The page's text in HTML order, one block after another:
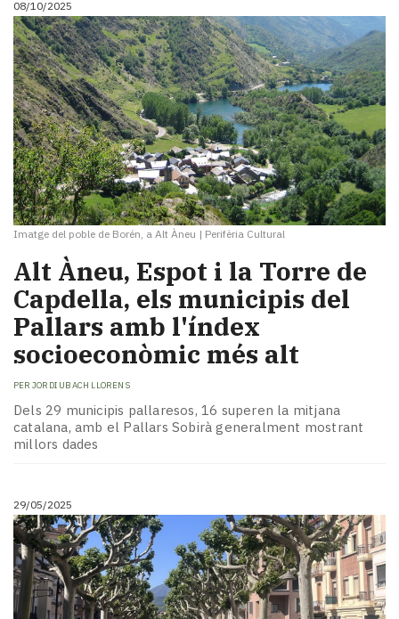
i
turisme
Cultura
Esports
Mai
tant!
TV
i
mitjans
El
temps
Reportatges
Entrevistes
Enquestes
A
escena!
Dis
la
teva!
Subscriptors
La
newsletter
Contingut
patrocinat
Lo
més
llegit...
Editorial
08/10/2025
Imatge del poble de Borén, a Alt Àneu | Perifèria Cultural
Alt Àneu, Espot i la Torre de
Capdella, els municipis del
Pallars amb l'índex
socioeconòmic més alt
PER JORDI UBACH LLORENS
Dels 29 municipis pallaresos, 16 superen la mitjana
catalana, amb el Pallars Sobirà generalment mostrant
millors dades
29/05/2025